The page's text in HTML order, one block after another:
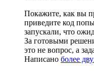
Покажите, как вы
приведите код
запускали, что
За готовыми
это не вопрос, а
Написано более